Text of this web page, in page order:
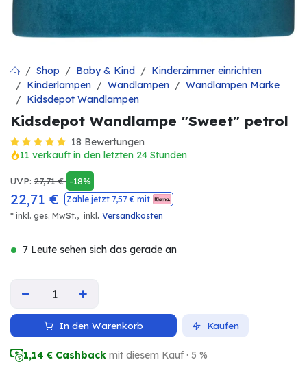
Shop Baby & Kind
Kinderzimmer einrichten
Kinderlampen
Wandlampen
Wandlampen Marke
Kidsdepot Wandlampen
Kidsdepot Wandlampe "Sweet" petrol
18 Bewertungen
11 verkauft in den letzten 24 Stunden
UVP: 27,71€ -18%
22,71 € Zahle jetzt 7,57€ mit
* inkl. ges. MwSt., inkl . Versandkosten
7 Leute sehen sich das gerade an
In den Warenkorb Kaufen
1,14 € Cashback mit diesem Kauf · 5 %